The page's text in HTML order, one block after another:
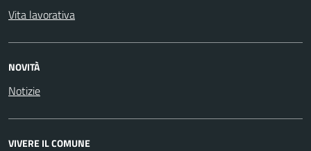
Vita lavorativa
NOVITÀ
Notizie
VIVERE IL COMUNE